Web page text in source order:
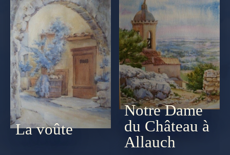
La voûte
Notre Dame
du Château à
Allauch